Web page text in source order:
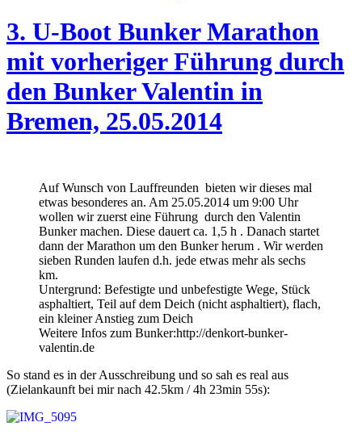
3. U-Boot Bunker Marathon
mit vorheriger Führung durch
den Bunker Valentin in
Bremen, 25.05.2014
Auf Wunsch von Lauffreunden bieten wir dieses mal
etwas besonderes an. Am 25.05.2014 um 9:00 Uhr
wollen wir zuerst eine Führung durch den Valentin
Bunker machen. Diese dauert ca. 1,5 h . Danach startet
dann der Marathon um den Bunker herum . Wir werden
sieben Runden laufen d.h. jede etwas mehr als sechs
km.
Untergrund: Befestigte und unbefestigte Wege, Stück
asphaltiert, Teil auf dem Deich (nicht asphaltiert), flach,
ein kleiner Anstieg zum Deich
Weitere Infos zum Bunker:http://denkort-bunker-
valentin.de
So stand es in der Ausschreibung und so sah es real aus
(Zielankaunft bei mir nach 42.5km / 4h 23min 55s):